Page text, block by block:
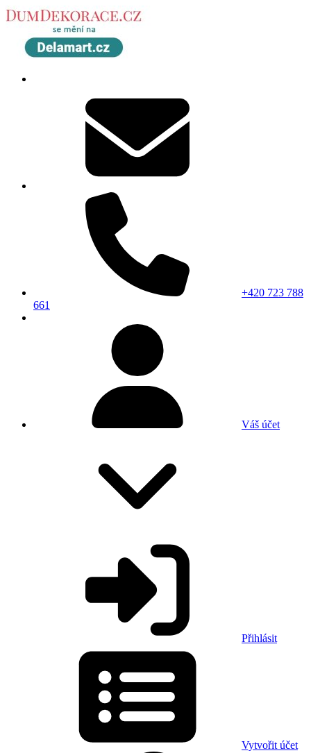
+420 723 788
661
Váš účet
Přihlásit
Vytvořit účet